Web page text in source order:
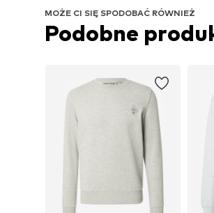
MOŻE CI SIĘ SPODOBAĆ RÓWNIEŻ
Podobne